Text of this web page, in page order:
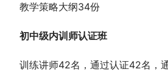
教学策略大纲34份
初中级内训师认证班
训练讲师42名，通过认证42名，